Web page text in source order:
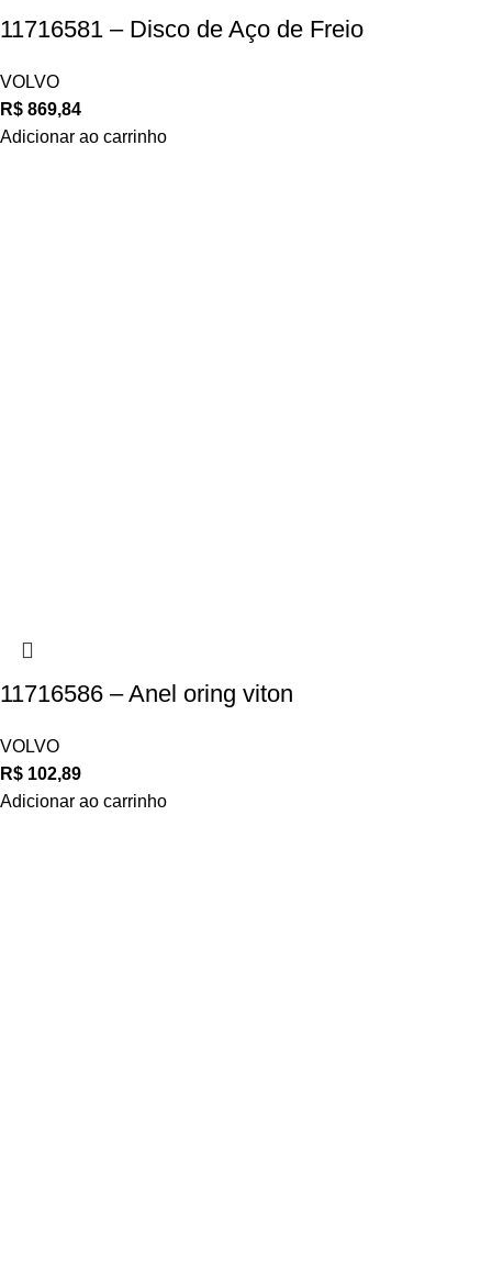
11716581 – Disco de Aço de Freio
VOLVO
R$ 869,84
Adicionar ao carrinho
11716586 – Anel oring viton
VOLVO
R$ 102,89
Adicionar ao carrinho